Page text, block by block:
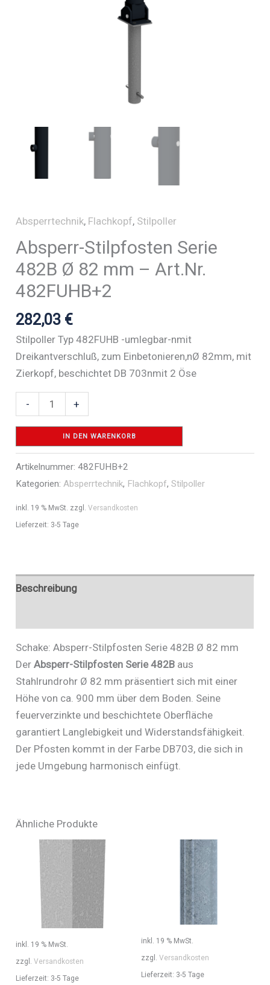
Absperrtechnik, Flachkopf, Stilpoller
Absperr-Stilpfosten Serie
482B Ø 82 mm – Art.Nr.
482FUHB+2
282,03 €
Stilpoller Typ 482FUHB -umlegbar-nmit
Dreikantverschluß, zum Einbetonieren,nØ 82mm, mit
Zierkopf, beschichtet DB 703nmit 2 Öse
-
Absperr-
Stilpfosten
482B
Ø
82
mm
+
IN DEN WARENKORB
Artikelnummer:482FUHB+2
Kategorien:Absperrtechnik, Flachkopf,Stilpoller
inkl. 19 % MwSt. zzgl.Versandkosten
Lieferzeit: 3-5 Tage
Beschreibung
Schake: Absperr-Stilpfosten Serie 482B Ø 82 mm
DerAbsperr-Stilpfosten Serie 482B aus
Stahlrundrohr Ø 82 mm präsentiert sich mit einer
Höhe von ca. 900 mm über dem Boden. Seine
feuerverzinkte und beschichtete Oberfläche
garantiert Langlebigkeit und Widerstandsfähigkeit.
Der Pfosten kommt in der Farbe DB703, die sich in
jede Umgebung harmonisch einfügt.
Ähnliche Produkte
inkl. 19 % MwSt.
zzgl.Versandkosten
Lieferzeit: 3-5 Tage
inkl. 19 % MwSt.
zzgl. Versandkosten
Lieferzeit: 3-5 Tage